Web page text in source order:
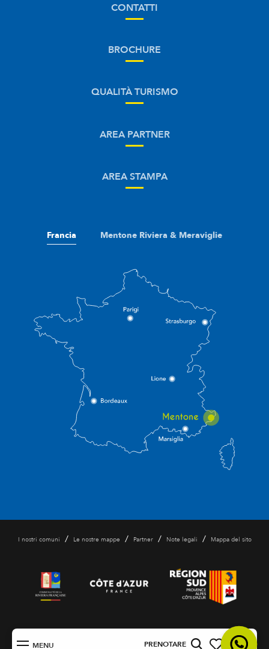
MENU PRENOTARE IT
CONTATTI
BROCHURE
QUALITÀ TURISMO
AREA PARTNER
AREA STAMPA
Francia Mentone Riviera & Meraviglie
I nostri comuni / Le nostre mappe / Partner / Note legali / Mappa del sito